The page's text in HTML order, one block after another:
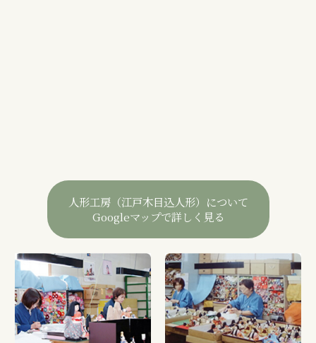
人形工房（江戸木目込人形）について
Googleマップで詳しく見る